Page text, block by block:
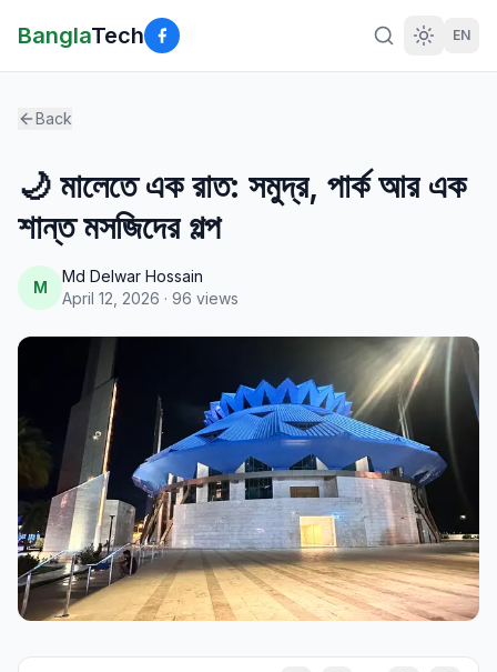
BanglaTech EN
Back
🌙 মালেতে এক রাত: সমুদ্র, পার্ক আর এক
শান্ত মসজিদের গল্প
M
Md Delwar Hossain
April 12, 2026 · 96 views